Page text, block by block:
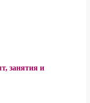
занятия и